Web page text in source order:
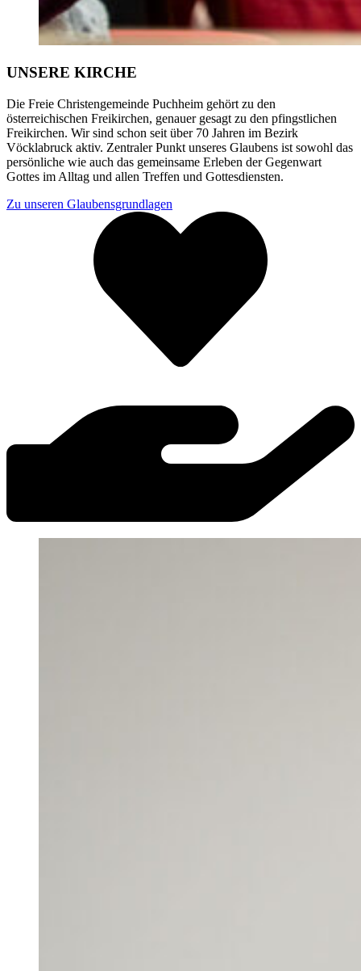
UNSERE KIRCHE
Die Freie Christengemeinde Puchheim gehört zu den
österreichischen Freikirchen, genauer gesagt zu den pfingstlichen
Freikirchen. Wir sind schon seit über 70 Jahren im Bezirk
Vöcklabruck aktiv. Zentraler Punkt unseres Glaubens ist sowohl das
persönliche wie auch das gemeinsame Erleben der Gegenwart
Gottes im Alltag und allen Treffen und Gottesdiensten.
Zu unseren Glaubensgrundlagen